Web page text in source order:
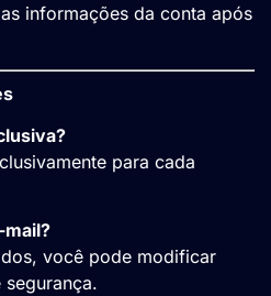
informações da conta após
para cada
mail?
você pode modificar